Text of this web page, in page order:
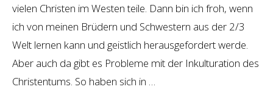
vielen Christen im Westen teile. Dann bin ich froh, wenn
ich von meinen Brüdern und Schwestern aus der 2/3
Welt lernen kann und geistlich herausgefordert werde.
Aber auch da gibt es Probleme mit der Inkulturation des
Christentums. So haben sich in …